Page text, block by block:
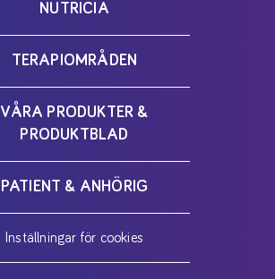
NUTRICIA
TERAPIOMRÅDEN
VÅRA PRODUKTER &
PRODUKTBLAD
PATIENT & ANHÖRIG
Inställningar för cookies